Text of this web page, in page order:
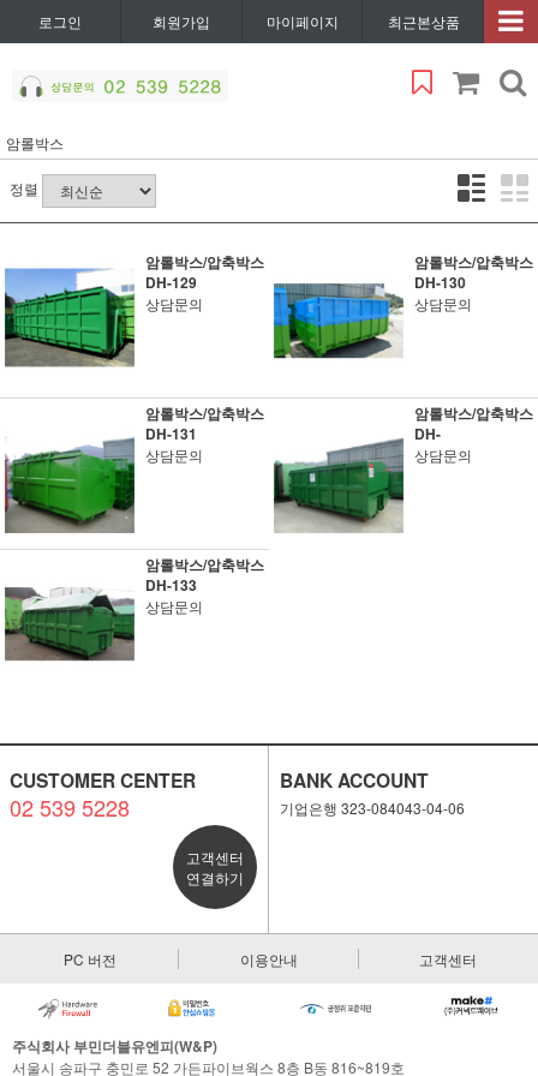
로그인 회원가입 마이페이지 최근본상품
암롤박스
정렬
암롤박스/압축박스
DH-129
상담문의
암롤박스/압축박스
DH-130
상담문의
암롤박스/압축박스
DH-131
상담문의
암롤박스/압축박스
DH-
상담문의
암롤박스/압축박스
DH-133
상담문의
CUSTOMER CENTER
02 539 5228
고객센터
연결하기
BANK ACCOUNT
기업은행 323-084043-04-06
PC 버전 이용안내 고객센터
주식회사 부민더블유엔피(W&P)
서울시 송파구 충민로 52 가든파이브웍스 8층 B동 816~819호